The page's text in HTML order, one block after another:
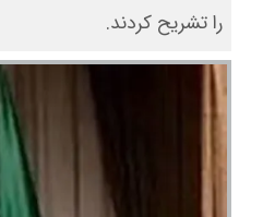
را تشریح کردند.